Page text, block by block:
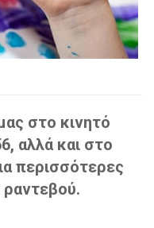
στο κινητό
αλλά και στο
περισσότερες